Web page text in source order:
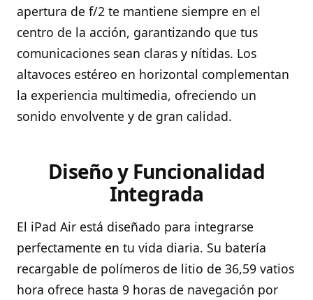
apertura de f/2 te mantiene siempre en el
centro de la acción, garantizando que tus
comunicaciones sean claras y nítidas. Los
altavoces estéreo en horizontal complementan
la experiencia multimedia, ofreciendo un
sonido envolvente y de gran calidad.
Diseño y Funcionalidad
Integrada
El iPad Air está diseñado para integrarse
perfectamente en tu vida diaria. Su batería
recargable de polímeros de litio de 36,59 vatios
hora ofrece hasta 9 horas de navegación por